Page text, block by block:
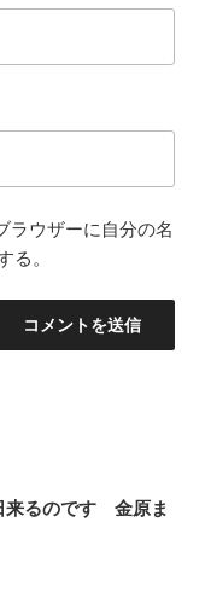
ラウザーに自分の名
る。
来るのです 金原ま